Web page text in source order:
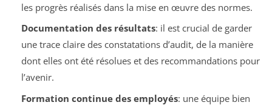
les progrès réalisés dans la mise en œuvre des normes.
Documentation des résultats: il est crucial de garder
une trace claire des constatations d’audit, de la manière
dont elles ont été résolues et des recommandations pour
l’avenir.
Formation continue des employés: une équipe bien